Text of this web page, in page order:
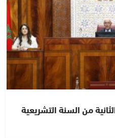
من السنة التشريعية